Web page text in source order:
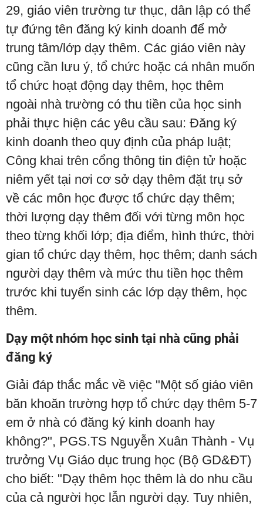
29, giáo viên trường tư thục, dân lập có thể
tự đứng tên đăng ký kinh doanh để mở
trung tâm/lớp dạy thêm. Các giáo viên này
cũng cần lưu ý, tổ chức hoặc cá nhân muốn
tổ chức hoạt động dạy thêm, học thêm
ngoài nhà trường có thu tiền của học sinh
phải thực hiện các yêu cầu sau: Đăng ký
kinh doanh theo quy định của pháp luật;
Công khai trên cổng thông tin điện tử hoặc
niêm yết tại nơi cơ sở dạy thêm đặt trụ sở
về các môn học được tổ chức dạy thêm;
thời lượng dạy thêm đối với từng môn học
theo từng khối lớp; địa điểm, hình thức, thời
gian tổ chức dạy thêm, học thêm; danh sách
người dạy thêm và mức thu tiền học thêm
trước khi tuyển sinh các lớp dạy thêm, học
thêm.
Dạy một nhóm học sinh tại nhà cũng phải
đăng ký
Giải đáp thắc mắc về việc "Một số giáo viên
băn khoăn trường hợp tổ chức dạy thêm 5-7
em ở nhà có đăng ký kinh doanh hay
không?", PGS.TS Nguyễn Xuân Thành - Vụ
trưởng Vụ Giáo dục trung học (Bộ GD&ĐT)
cho biết: "Dạy thêm học thêm là do nhu cầu
của cả người học lẫn người dạy. Tuy nhiên,